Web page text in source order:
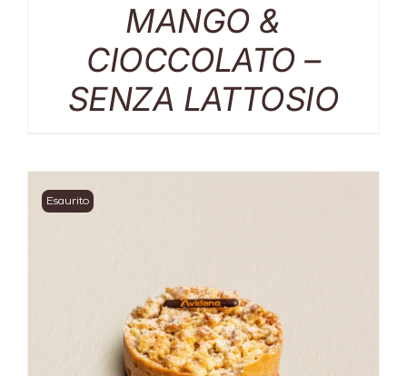
MANGO &
CIOCCOLATO –
SENZA LATTOSIO
Esaurito